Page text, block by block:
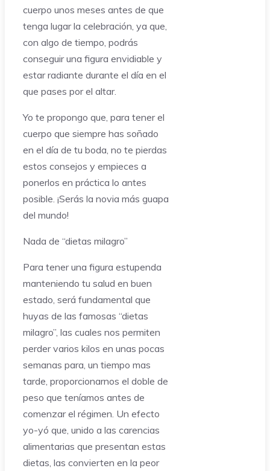
cuerpo unos meses antes de que
tenga lugar la celebración, ya que,
con algo de tiempo, podrás
conseguir una figura envidiable y
estar radiante durante el día en el
que pases por el altar.
Yo te propongo que, para tener el
cuerpo que siempre has soñado
en el día de tu boda, no te pierdas
estos consejos y empieces a
ponerlos en práctica lo antes
posible. ¡Serás la novia más guapa
del mundo!
Nada de “dietas milagro”
Para tener una figura estupenda
manteniendo tu salud en buen
estado, será fundamental que
huyas de las famosas “dietas
milagro”, las cuales nos permiten
perder varios kilos en unas pocas
semanas para, un tiempo mas
tarde, proporcionarnos el doble de
peso que teníamos antes de
comenzar el régimen. Un efecto
yo-yó que, unido a las carencias
alimentarias que presentan estas
dietas, las convierten en la peor